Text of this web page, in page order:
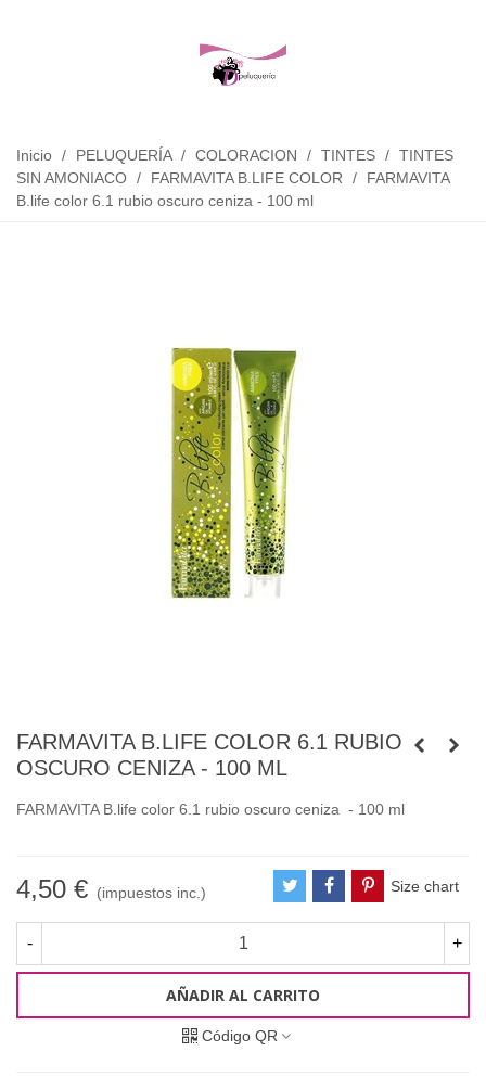
Inicio / PELUQUERÍA / COLORACION / TINTES / TINTES
SIN AMONIACO / FARMAVITA B.LIFE COLOR /
FARMAVITA
B.life color 6.1 rubio oscuro ceniza - 100 ml
FARMAVITA B.LIFE COLOR 6.1 RUBIO
OSCURO CENIZA - 100 ML
FARMAVITA B.life color 6.1 rubio oscuro ceniza - 100 ml
4,50 € (impuestos inc.) Size chart
- +
AÑADIR AL CARRITO
Código QR